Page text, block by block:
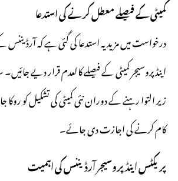
کمیٹی کے فیصلے معطل کرنے کی استدعا
درخواست میں مزید یہ استدعا کی گئی ہے کہ آرڈیننس
اینڈ پروسیجر کمیٹی کے فیصلے کالعدم قرار دیے
زیر التوا رہنے کے دوران نئی کمیٹی کی تشکیل کو روکا
کام کرنے کی اجازت دی جائے۔
پریکٹس اینڈ پروسیجر آرڈیننس کی اہمیت